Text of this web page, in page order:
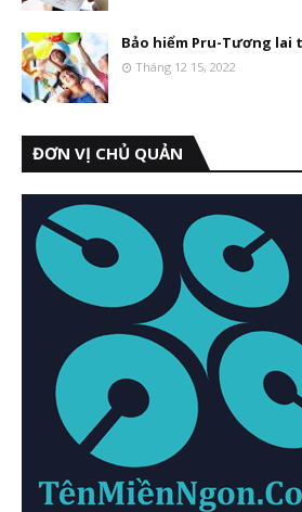
Bảo hiểm Pru-Tương lai
Tháng 12 15, 2022
ĐƠN VỊ CHỦ QUẢN